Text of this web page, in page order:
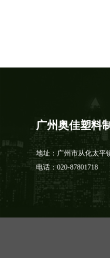
广州奥佳塑料
地址：广州市从化太平
电话： 020-87801718